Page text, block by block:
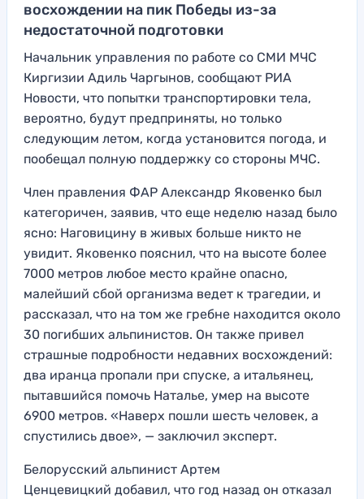
восхождении на пик Победы из-за
недостаточной подготовки
Начальник управления по работе со СМИ МЧС
Киргизии Адиль Чаргынов, сообщают РИА
Новости, что попытки транспортировки тела,
вероятно, будут предприняты, но только
следующим летом, когда установится погода, и
пообещал полную поддержку со стороны МЧС.
Член правления ФАР Александр Яковенко был
категоричен, заявив, что еще неделю назад было
ясно: Наговицину в живых больше никто не
увидит. Яковенко пояснил, что на высоте более
7000 метров любое место крайне опасно,
малейший сбой организма ведет к трагедии, и
рассказал, что на том же гребне находится около
30 погибших альпинистов. Он также привел
страшные подробности недавних восхождений:
два иранца пропали при спуске, а итальянец,
пытавшийся помочь Наталье, умер на высоте
6900 метров. «Наверх пошли шесть человек, а
спустились двое», — заключил эксперт.
Белорусский альпинист Артем
Ценцевицкий добавил, что год назад он отказал